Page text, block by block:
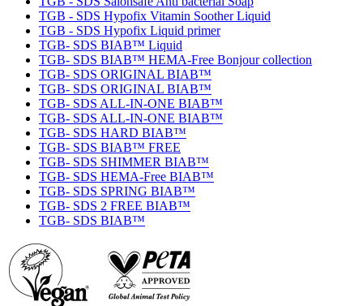
TGB - SDS Hypofix Vitamin Soother Liquid
TGB - SDS Hypofix Liquid primer
TGB- SDS BIAB™ Liquid
TGB- SDS BIAB™ HEMA-Free Bonjour collection
TGB- SDS ORIGINAL BIAB™
TGB- SDS ORIGINAL BIAB™
TGB- SDS ALL-IN-ONE BIAB™
TGB- SDS ALL-IN-ONE BIAB™
TGB- SDS HARD BIAB™
TGB- SDS BIAB™ FREE
TGB- SDS SHIMMER BIAB™
TGB- SDS HEMA-Free BIAB™
TGB- SDS SPRING BIAB™
TGB- SDS 2 FREE BIAB™
TGB- SDS BIAB™